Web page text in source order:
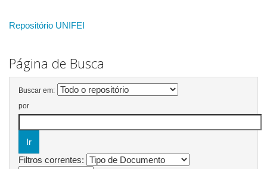
Repositório UNIFEI
Página de Busca
Buscar em:
por
Filtros correntes: